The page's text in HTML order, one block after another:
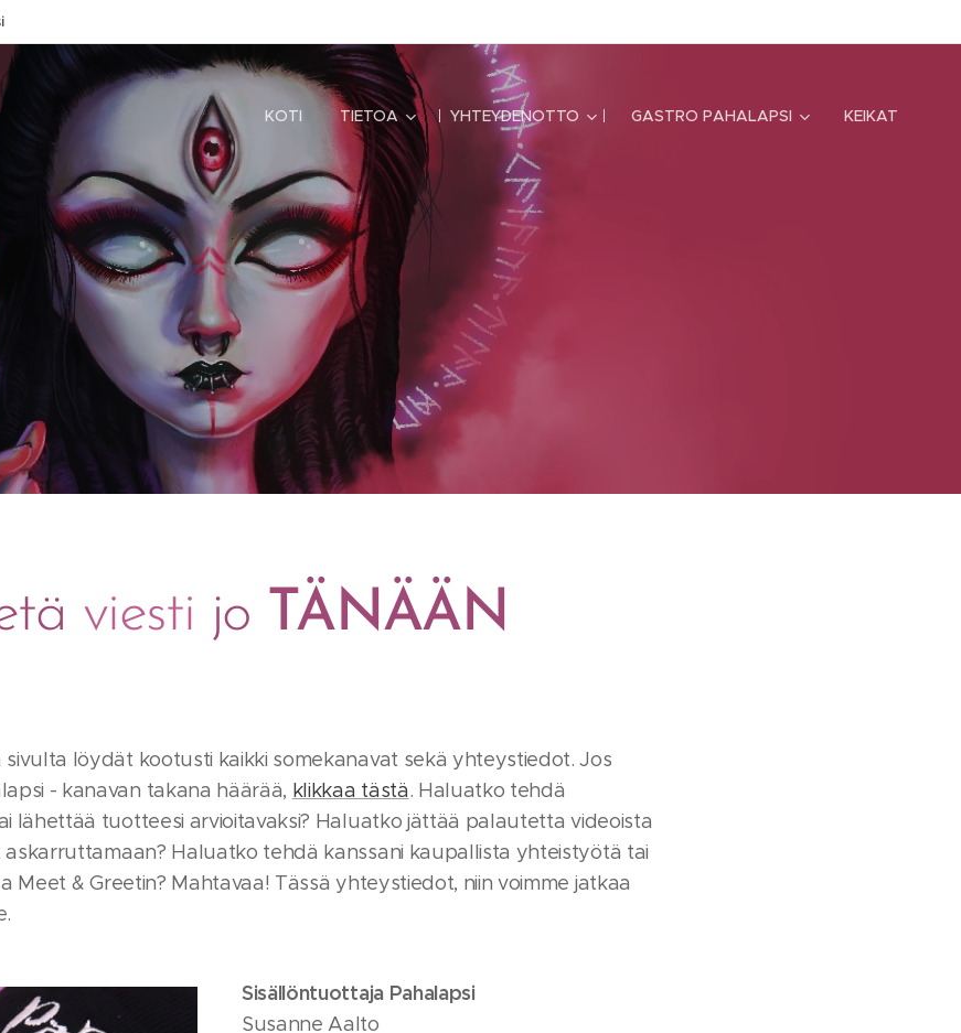
KOTI TIETOA YHTEYDENOTTO GASTRO PAHALAPSI KEIKAT
viesti jo TÄNÄÄN
sivulta löydät kootusti kaikki somekanavat sekä yhteystiedot. Jos
- kanavan takana häärää, klikkaa tästä. Haluatko tehdä
lähettää tuotteesi arvioitavaksi? Haluatko jättää palautetta videoista
askarruttamaan? Haluatko tehdä kanssani kaupallista yhteistyötä tai
Meet & Greetin? Mahtavaa! Tässä yhteystiedot, niin voimme jatkaa
Sisällöntuottaja Pahalapsi
Susanne Aalto